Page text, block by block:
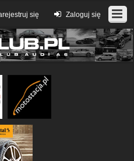
Zaloguj się
się